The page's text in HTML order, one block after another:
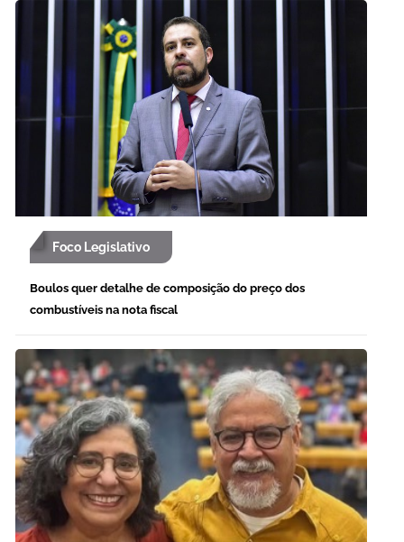
Foco Legislativo
Boulos quer detalhe de composição do preço dos
combustíveis na nota fiscal